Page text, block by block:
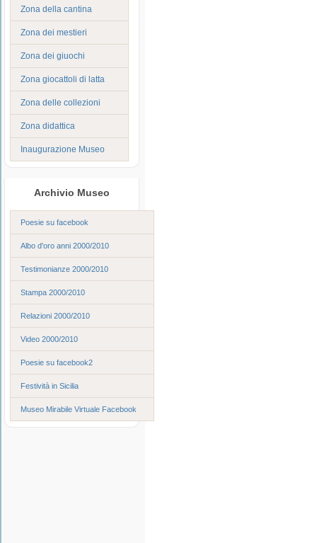
Zona della cantina
Zona dei mestieri
Zona dei giuochi
Zona giocattoli di latta
Zona delle collezioni
Zona didattica
Inaugurazione Museo
Archivio Museo
Poesie su facebook
Albo d'oro anni 2000/2010
Testimonianze 2000/2010
Stampa 2000/2010
Relazioni 2000/2010
Video 2000/2010
Poesie su facebook2
Festività in Sicilia
Museo Mirabile Virtuale Facebook